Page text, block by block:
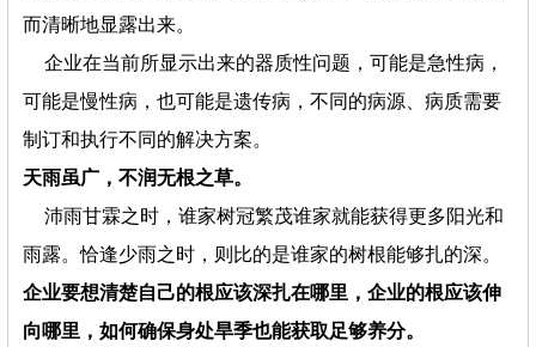
而清晰地显露出来。
企业在当前所显示出来的器质性问题，可能是急性病，
可能是慢性病，也可能是遗传病，不同的病源、病质需要
制订和执行不同的解决方案。
天雨虽广，不润无根之草。
沛雨甘霖之时，谁家树冠繁茂谁家就能获得更多阳光和
雨露。恰逢少雨之时，则比的是谁家的树根能够扎的深。
企业要想清楚自己的根应该深扎在哪里，企业的根应该伸
向哪里，如何确保身处旱季也能获取足够养分。